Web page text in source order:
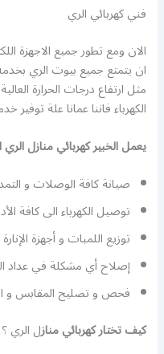
فني كهربائي الري
الان ومع تطور جميع الاجهزة
ان يتمتع جميع بيوت الري
مثل ارتفاع درجات الحرارة
الكهرباء فاننا عمانا علة
يعمل الخبير كهربائي منازل
صيانة كافة الوصلات و
توصيل الكهرباء الى كافة
توزيع اللمبات و أجهزة
إصلاح أي مشكلة في عداد
فحص و تصليح المقابس و
كيف تختار كهربائيمنازل الري ؟